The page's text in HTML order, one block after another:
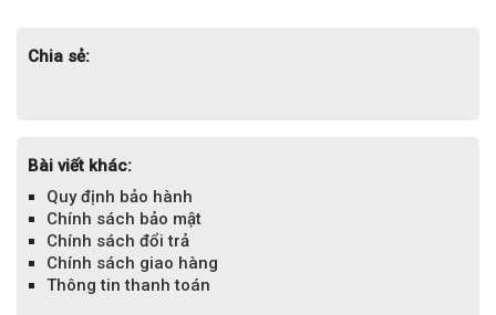
Chia sẻ:
Bài viết khác:
Quy định bảo hành
Chính sách bảo mật
Chính sách đổi trả
Chính sách giao hàng
Thông tin thanh toán